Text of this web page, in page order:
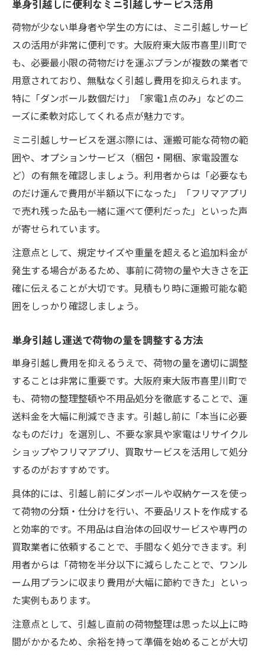
単身引越しに便利なミニ引越しサービス活用
荷物が少ない単身者や学生の方には、ミニ引越しサービ
スの活用が非常に便利です。大阪府東大阪市喜里川町で
も、必要最小限の荷物だけを運ぶプランが複数の業者で
用意されており、無駄なく引越し費用を抑えられます。
特に「ダンボール数個だけ」「家電1点のみ」などのニ
ーズに柔軟対応してくれる点が魅力です。
ミニ引越しサービスを選ぶ際には、運搬可能な荷物の範
囲や、オプションサービス（梱包・開梱、家電設置な
ど）の有無を確認しましょう。利用者からは「必要なも
のだけ運んで費用が半額以下になった」「フリマアプリ
で売れ残った品も一緒に運べて便利だった」といった声
が寄せられています。
注意点として、規定サイズや重量を超えると追加料金が
発生する場合があるため、事前に荷物の量や大きさを正
確に伝えることが大切です。見積もり時に運搬可能な範
囲をしっかり確認しましょう。
単身引越し運送で荷物の量を調整する方法
単身引越し費用を抑えるうえで、荷物の量を適切に調整
することは非常に重要です。大阪府東大阪市喜里川町で
も、荷物の整理整頓や不用品処分を徹底することで、運
送料金を大幅に削減できます。引越し前に「本当に必要
なものだけ」を選別し、不要な家具や家電はリサイクル
ショップやフリマアプリ、買取サービスを活用して処分
するのがおすすめです。
具体的には、引越し前にダンボールや収納ケースを使っ
て荷物の分類・仕分けを行い、不要品リストを作成する
と効率的です。不用品は自治体の回収サービスや専門の
買取業者に依頼することで、手間なく処分できます。利
用者からは「荷物を半分以下に減らしたことで、ワンル
ーム用プランに収まり費用が大幅に節約できた」といっ
た実例もあります。
注意点として、引越し直前の荷物整理は思った以上に時
間がかかるため、余裕を持って準備を始めることが大切